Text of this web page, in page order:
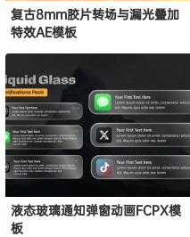
复古8mm胶片转场与漏光叠加
特效AE模板
液态玻璃通知弹窗动画FCPX模
板